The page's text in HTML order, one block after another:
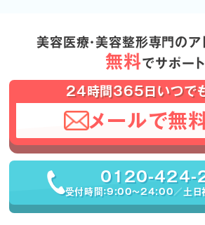
美容医療・美容整形専門のア
無料でサポート
24時間365日いつで
メールで無
0120-424-
受付時間：9:00〜24:00／土日